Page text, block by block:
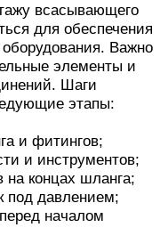
всасывающего
для обеспечения
Важно
элементы и
Шаги
этапы:
и фитингов;
и инструментов;
концах шланга;
под давлением;
началом